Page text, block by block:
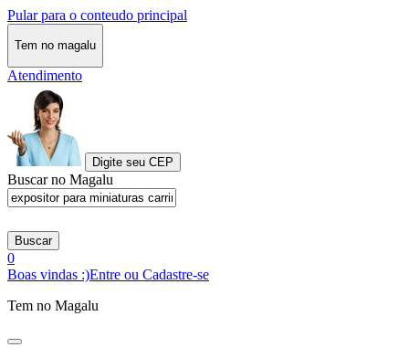
Pular para o conteudo principal
Tem no magalu
Atendimento
Digite seu CEP
Buscar no Magalu
Buscar
0
Boas vindas :)Entre ou Cadastre-se
Tem no Magalu